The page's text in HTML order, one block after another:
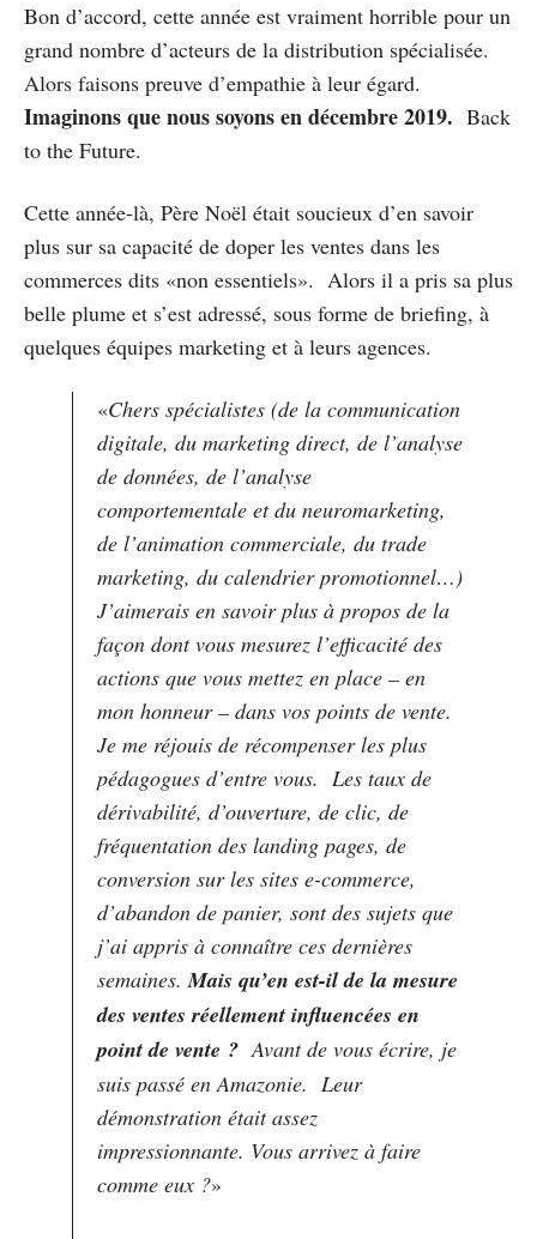
Bon d’accord, cette année est vraiment horrible pour un
grand nombre d’acteurs de la distribution spécialisée.
Alors faisons preuve d’empathie à leur égard.
Imaginons que nous soyons en décembre 2019. Back
to the Future.
Cette année-là, Père Noël était soucieux d’en savoir
plus sur sa capacité de doper les ventes dans les
commerces dits «non essentiels». Alors il a pris sa plus
belle plume et s’est adressé, sous forme de briefing, à
quelques équipes marketing et à leurs agences.
«Chers spécialistes (de la communication
digitale, du marketing direct, de l’analyse
de données, de l’analyse
comportementale et du neuromarketing,
de l’animation commerciale, du trade
marketing, du calendrier promotionnel…)
J’aimerais en savoir plus à propos de la
façon dont vous mesurez l’efficacité des
actions que vous mettez en place – en
mon honneur – dans vos points de vente.
Je me réjouis de récompenser les plus
pédagogues d’entre vous. Les taux de
dérivabilité, d’ouverture, de clic, de
fréquentation des landing pages, de
conversion sur les sites e-commerce,
d’abandon de panier, sont des sujets que
j’ai appris à connaître ces dernières
semaines.Mais qu’en est-il de la mesure
des ventes réellement influencées en
point de vente ? Avant de vous écrire, je
suis passé en Amazonie. Leur
démonstration était assez
impressionnante. Vous arrivez à faire
comme eux ?»